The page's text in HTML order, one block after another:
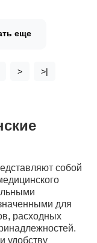
еще
> >|
собой
для
расходных
удобству